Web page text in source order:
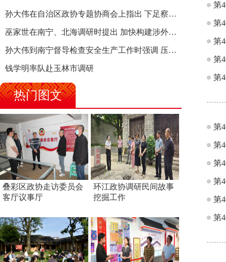
孙大伟在自治区政协专题协商会上指出 下足察识谋督之功 恪尽服务大局之责 助推有色金属、关键金属产业高质量发展
巫家世在南宁、北海调研时提出 加快构建涉外法律供给集群 护航向海经济高质量发展
孙大伟到南宁督导检查安全生产工作时强调 压紧压实责任 狠抓隐患整治 坚决筑牢安全生产防线
钱学明率队赴玉林市调研
热门图文
叠彩区政协走访委员会
客厅议事厅
环江政协调研民间故事
挖掘工作
第
第
第
第
第
第
第
第
第
第
第